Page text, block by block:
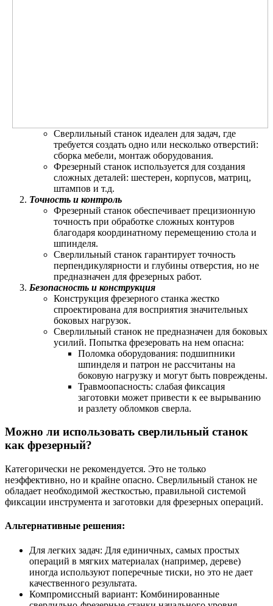
Сверлильный станок идеален для задач, где
требуется создать одно или несколько отверстий:
сборка мебели, монтаж оборудования.
Фрезерный станок используется для создания
сложных деталей: шестерен, корпусов, матриц,
штампов и т.д.
Точность и контроль
Фрезерный станок обеспечивает прецизионную
точность при обработке сложных контуров
благодаря координатному перемещению стола и
шпинделя.
Сверлильный станок гарантирует точность
перпендикулярности и глубины отверстия, но не
предназначен для фрезерных работ.
Безопасность и конструкция
Конструкция фрезерного станка жестко
спроектирована для восприятия значительных
боковых нагрузок.
Сверлильный станок не предназначен для боковых
усилий. Попытка фрезеровать на нем опасна:
Поломка оборудования: подшипники
шпинделя и патрон не рассчитаны на
боковую нагрузку и могут быть повреждены.
Травмоопасность: слабая фиксация
заготовки может привести к ее вырыванию
и разлету обломков сверла.
Можно ли использовать сверлильный станок
как фрезерный?
Категорически не рекомендуется. Это не только
неэффективно, но и крайне опасно. Сверлильный станок не
обладает необходимой жесткостью, правильной системой
фиксации инструмента и заготовки для фрезерных операций.
Альтернативные решения:
Для легких задач: Для единичных, самых простых
операций в мягких материалах (например, дереве)
иногда используют поперечные тиски, но это не дает
качественного результата.
Компромиссный вариант: Комбинированные